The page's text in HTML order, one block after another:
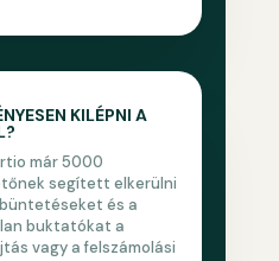
KILÉPNI A
már 5000
segített elkerülni
és a
buktatókat a
vagy a felszámolási